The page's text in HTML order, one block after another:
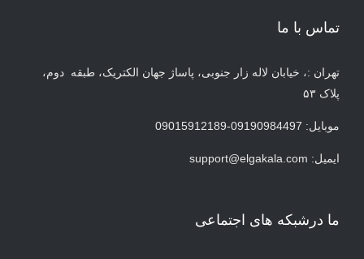
تماس با ما
تهران :، خیابان لاله زار جنوبی، پاساژ جهان الکتریک، طبقه دوم،
پلاک ۵۳
موبایل: 09190984497-09015912189
ایمیل: support@elgakala.com
ما درشبکه های اجتماعی